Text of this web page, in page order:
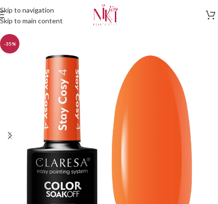
Skip to navigation
Skip to main content
-35%